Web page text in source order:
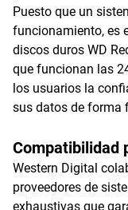
Puesto que un
funcionamiento, es
discos duros WD
que funcionan las
los usuarios la
sus datos de forma
Compatibilidad
Western Digital
proveedores de
exhaustivas que